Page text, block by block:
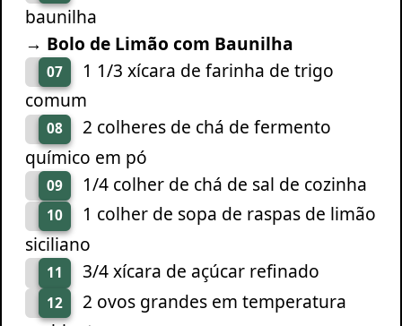
baunilha
→ Bolo de Limão com Baunilha
07
1 1/3 xícara de farinha de trigo
comum
08
2 colheres de chá de fermento
químico em pó
09 1/4 colher de chá de sal de cozinha
10
1 colher de sopa de raspas de limão
siciliano
11 3/4 xícara de açúcar refinado
12
2 ovos grandes em temperatura